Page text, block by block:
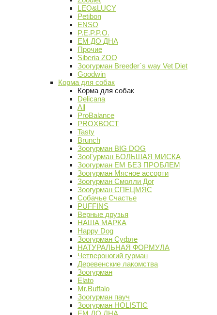
LEO&LUCY
Petibon
ENSO
P.E.P.P.O.
ЕМ ДО ДНА
Прочие
Siberia ZOO
Зоогурман Breeder`s way Vet Diet
Goodwin
Корма для собак
Корма для собак
Delicana
All
ProBalance
PROХВОСТ
Tasty
Brunch
Зоогурман BIG DOG
ЗооГурман БОЛЬШАЯ МИСКА
Зоогурман ЕМ БЕЗ ПРОБЛЕМ
Зоогурман Мясное ассорти
Зоогурман Смолли Дог
Зоогурман СПЕЦМЯС
Собачье Счастье
PUFFINS
Верные друзья
НАША МАРКА
Happy Dog
Зоогурман Суфле
НАТУРАЛЬНАЯ ФОРМУЛА
Четвероногий гурман
Деревенские лакомства
Зоогурман
Elato
Mr.Buffalo
Зоогурман пауч
Зоогурман HOLISTIC
ЕМ ДО ДНА